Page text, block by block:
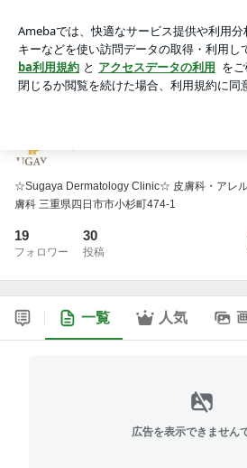
アプリをダウンロードして ブログの更新通
ょう。
☆Sugaya Dermatology Clinic☆ 皮膚科・アレ
膚科 三重県四日市市小杉町474-1
19
フォロワー
30
投稿
一覧 人気
広告を表示できません